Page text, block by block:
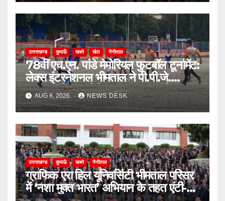
उत्तराखण्ड कुमाऊँ खबरे खेल नैनीताल
78वीं एच.एन. पांडे मेमोरियल फुटबॉल टूर्नामेंट:
लेक्स इंटरनेशनल भीमताल ने पी.पी.जे.
सरस्वती विहार को पेनल्टी शूटआउट में हराकर
सेमीफाइनल में बनाई जगह
AUG 8, 2026 NEWS DESK
उत्तराखण्ड कुमाऊँ खबरे नैनीताल
ग्राफिक एरा हिल यूनिवर्सिटी भीमताल परिसर
में ‘नशा मुक्त भारत’ अभियान के तहत एंटी-